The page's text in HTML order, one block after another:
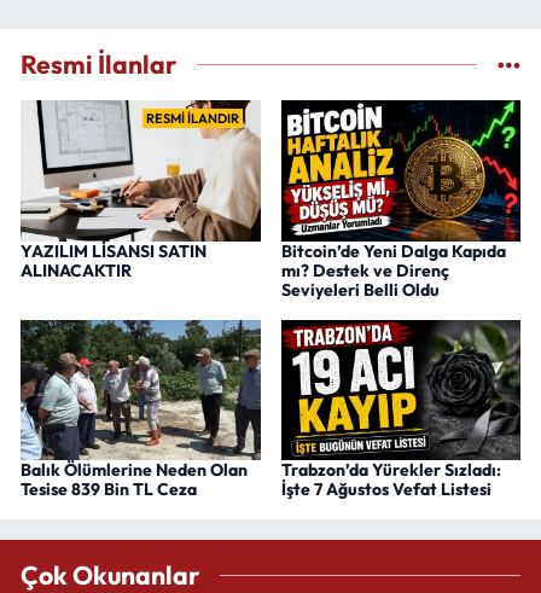
Resmi İlanlar
RESMİ İLANDIR
YAZILIM LİSANSI SATIN
ALINACAKTIR
Bitcoin’de Yeni Dalga Kapıda
mı? Destek ve Direnç
Seviyeleri Belli Oldu
Balık Ölümlerine Neden Olan
Tesise 839 Bin TL Ceza
Trabzon’da Yürekler Sızladı:
İşte 7 Ağustos Vefat Listesi
Çok Okunanlar